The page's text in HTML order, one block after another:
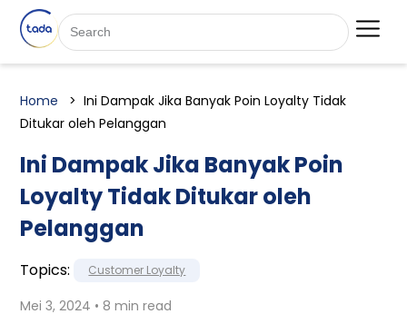
Home
Ini Dampak Jika Banyak Poin Loyalty Tidak
Ditukar oleh Pelanggan
Ini Dampak Jika Banyak Poin
Loyalty Tidak Ditukar oleh
Pelanggan
Topics: Customer Loyalty
Mei 3, 2024 • 8 min read